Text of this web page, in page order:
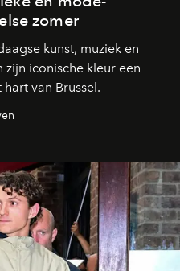
zomer
kunst, muziek en
zijn iconische kleur een
van Brussel.